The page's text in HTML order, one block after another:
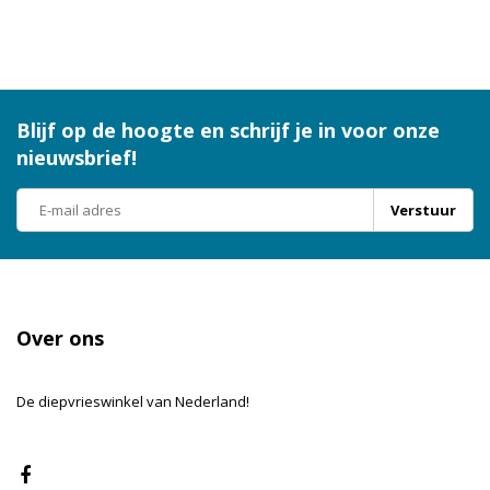
Blijf op de hoogte en schrijf je in voor onze
nieuwsbrief!
Verstuur
Over ons
De diepvrieswinkel van Nederland!